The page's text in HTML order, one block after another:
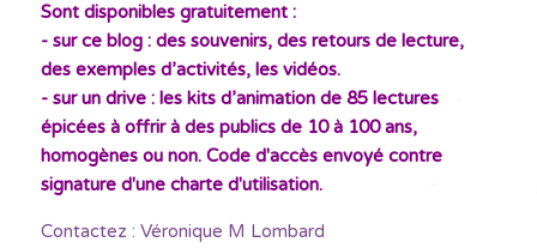
Sont disponibles gratuitement :
- sur ce blog : des souvenirs, des retours de lecture,
des exemples d’activités, les vidéos.
- sur un drive : les kits d’animation de 85 lectures
épicées à offrir à des publics de 10 à 100 ans,
homogènes ou non. Code d'accès envoyé contre
signature d'une charte d'utilisation.
Contactez : Véronique M Lombard